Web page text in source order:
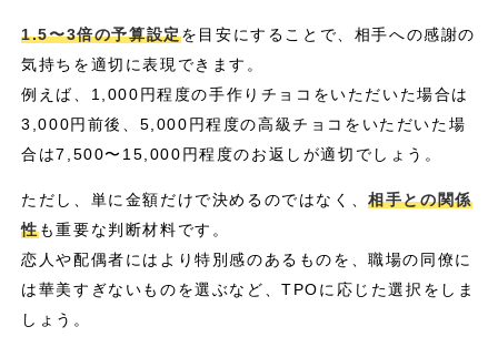
1.5〜3倍の予算設定を目安にすることで、相手への感謝の
気持ちを適切に表現できます。
例えば、1,000円程度の手作りチョコをいただいた場合は
3,000円前後、5,000円程度の高級チョコをいただいた場
合は7,500〜15,000円程度のお返しが適切でしょう。
ただし、単に金額だけで決めるのではなく、相手との関係
性も重要な判断材料です。
恋人や配偶者にはより特別感のあるものを、職場の同僚に
は華美すぎないものを選ぶなど、TPOに応じた選択をしま
しょう。